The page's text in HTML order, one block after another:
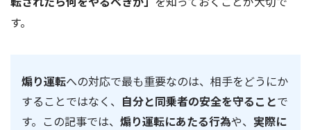
す。
煽り運転への対応で最も重要なのは、相手をどうにか
することではなく、 自分と同乗者の安全を守ることで
す。この記事では、 煽り運転にあたる行為や、 実際に